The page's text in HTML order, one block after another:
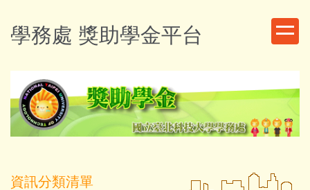
到
主
區
學務處 獎助學金平台
資訊分類清單